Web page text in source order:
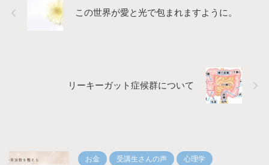
この世界が愛と光で包まれますように。
リーキーガット症候群について
お金 受講生さんの声 心理学